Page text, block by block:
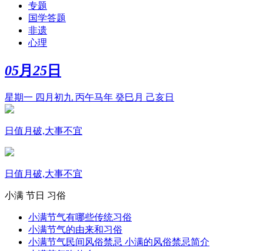
专题
国学答题
非遗
心理
05月 25 日
星期一 四月初九 丙午马年 癸巳月 己亥日
日值月破,大事不宜
日值月破,大事不宜
小满 节日 习俗
小满节气有哪些传统习俗
小满节气的由来和习俗
小满节气民间风俗禁忌 小满的风俗禁忌简介